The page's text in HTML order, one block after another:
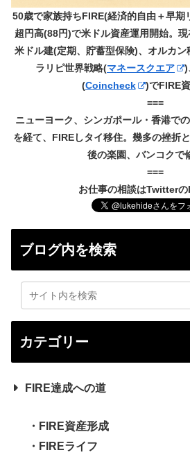
50歳で家族持ちFIRE(経済的自由＋早期
超円高(88円)で米ドル資産運用開始。
米ドル建(定期、貯蓄型保険)、オルカン
ラリピ世界戦略(マネースクエア
)
(Coincheck
)でFIRE資
===
ニューヨーク、シンガポール・香港で
を経て、FIREしタイ移住。幾多の挫折
後の楽園、バンコクで
===
お仕事の相談はTwitterの
ブログ内を検索
カテゴリー
FIRE達成への道
FIRE資産形成
FIREライフ